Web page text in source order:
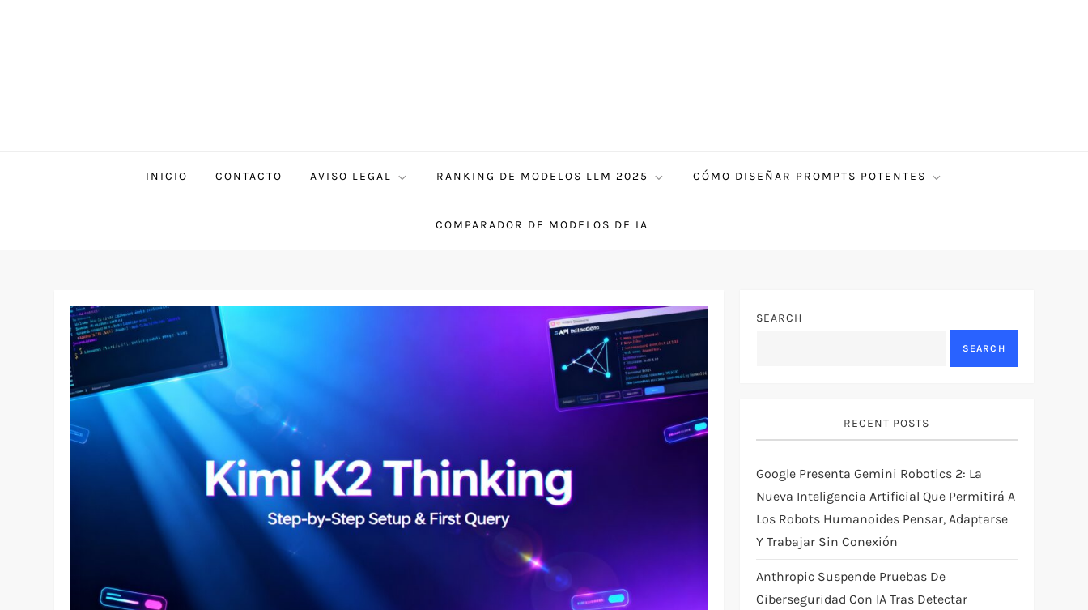
INICIO CONTACTO AVISO LEGAL RANKING DE MODELOS LLM 2025 CÓMO DISEÑAR PROMPTS POTENTES
COMPARADOR DE MODELOS DE IA
SEARCH
SEARCH
RECENT POSTS
Google Presenta Gemini Robotics 2: La
Nueva Inteligencia Artificial Que Permitirá A
Los Robots Humanoides Pensar, Adaptarse
Y Trabajar Sin Conexión
Anthropic Suspende Pruebas De
Ciberseguridad Con IA Tras Detectar